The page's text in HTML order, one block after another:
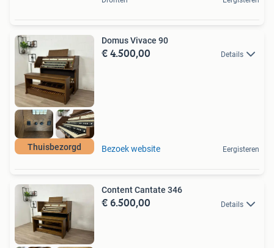
Thuisbezorgd
Domus Vivace 90
€ 4.500,00 Details
Bezoek website Eergisteren
Content Cantate 346
€ 6.500,00 Details